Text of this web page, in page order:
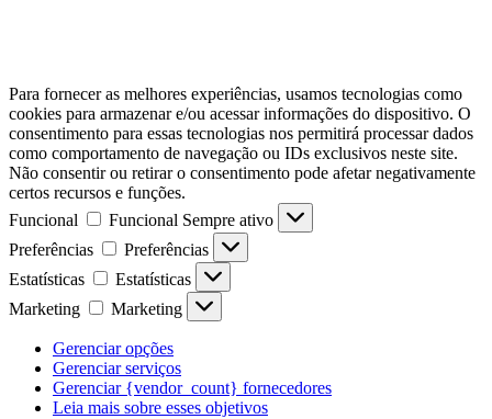
Para fornecer as melhores experiências, usamos tecnologias como
cookies para armazenar e/ou acessar informações do dispositivo. O
consentimento para essas tecnologias nos permitirá processar dados
como comportamento de navegação ou IDs exclusivos neste site.
Não consentir ou retirar o consentimento pode afetar negativamente
certos recursos e funções.
Funcional
Funcional Sempre ativo
Preferências
Preferências
Estatísticas
Estatísticas
Marketing
Marketing
Gerenciar opções
Gerenciar serviços
Gerenciar {vendor_count} fornecedores
Leia mais sobre esses objetivos